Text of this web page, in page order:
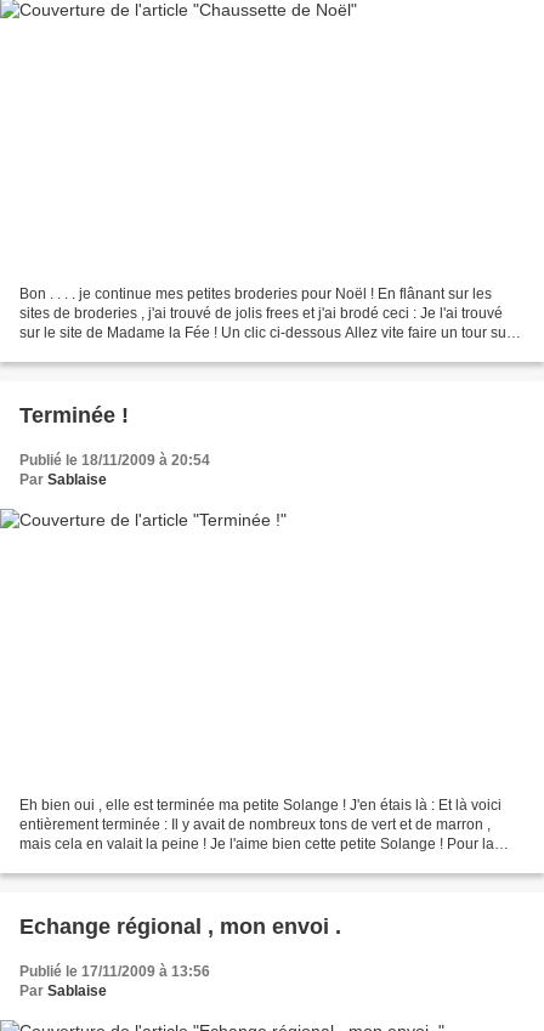
Bon . . . . je continue mes petites broderies pour Noël ! En flânant sur les
sites de broderies , j'ai trouvé de jolis frees et j'ai brodé ceci : Je l'ai trouvé
sur le site de Madame la Fée ! Un clic ci-dessous Allez vite faire un tour sur
Terminée !
Publié le 18/11/2009 à 20:54
Par Sablaise
Eh bien oui , elle est terminée ma petite Solange ! J'en étais là : Et là voici
entièrement terminée : Il y avait de nombreux tons de vert et de marron ,
mais cela en valait la peine ! Je l'aime bien cette petite Solange ! Pour la
Echange régional , mon envoi .
Publié le 17/11/2009 à 13:56
Par Sablaise